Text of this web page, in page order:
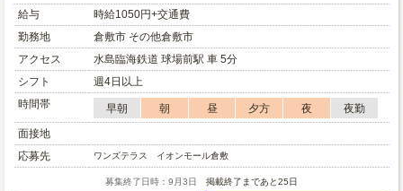
給与
時給1050円+交通費
勤務地
倉敷市 その他倉敷市
アクセス
水島臨海鉄道 球場前駅 車 5分
シフト
週4日以上
時間帯
早朝 朝 昼 夕方 夜
夜勤
面接地
応募先
ワンズテラス イオンモール倉敷
募集終了日時：9月3日 掲載終了まであと25日